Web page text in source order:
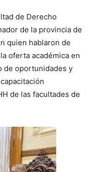
de Derecho
de la provincia de
quien hablaron de
oferta académica en
de oportunidades y
de las facultades de